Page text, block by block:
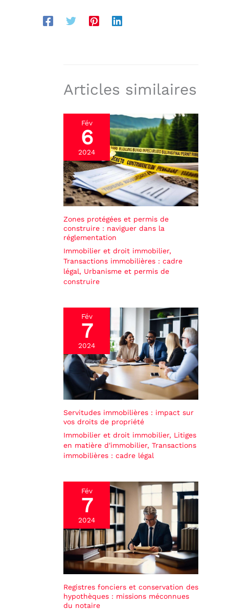
Articles similaires
Fév
6
2024
Zones protégées et permis de
construire : naviguer dans la
réglementation
Immobilier et droit immobilier,
Transactions immobilières : cadre
légal, Urbanisme et permis de
construire
Fév
7
2024
Servitudes immobilières : impact sur
vos droits de propriété
Immobilier et droit immobilier, Litiges
en matière d'immobilier, Transactions
immobilières : cadre légal
Fév
7
2024
Registres fonciers et conservation des
hypothèques : missions méconnues
du notaire